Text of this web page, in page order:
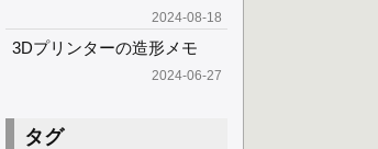
2024-08-18
3Dプリンターの造形メモ
2024-06-27
タグ